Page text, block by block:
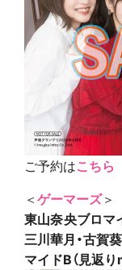
ご予約はこちら
＜ゲーマーズ＞
東山奈央ブロマ
三川華月・古賀
マイドB（見返